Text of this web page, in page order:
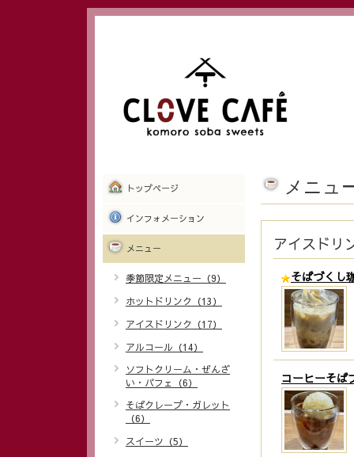
メニュ
アイスドリ
そばづくし
コーヒーそば
トップページ
インフォメーション
メニュー
季節限定メニュー（9）
ホットドリンク（13）
アイスドリンク（17）
アルコール（14）
ソフトクリーム・ぜんざ
い・パフェ（6）
そばクレープ・ガレット
（6）
スイーツ（5）